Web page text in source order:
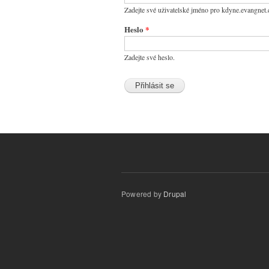
Zadejte své uživatelské jméno pro
Heslo *
Zadejte své heslo.
Powered by Drupal